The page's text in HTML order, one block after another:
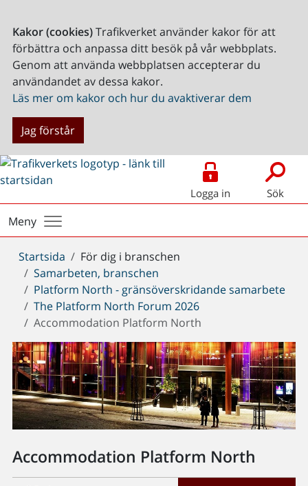
Kakor (cookies)Trafikverket använder kakor för att
förbättra och anpassa ditt besök på vår webbplats.
Genom att använda webbplatsen accepterar du
användandet av dessa kakor.
Läs mer om kakor och hur du avaktiverar dem
Jag förstår
Logga in Sök
Meny
Du
är
här:
Startsida
För dig i branschen
Samarbeten, branschen
Platform North - gränsöverskridande samarbete
The Platform North Forum 2026
Accommodation Platform North
Accommodation Platform North